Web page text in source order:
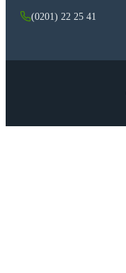
(0201) 22 25 41